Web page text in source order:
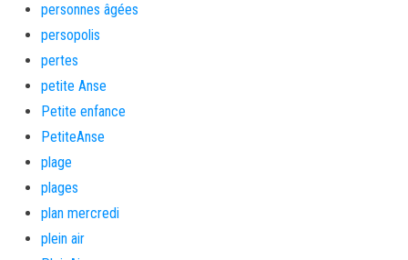
personnes âgées
persopolis
pertes
petite Anse
Petite enfance
PetiteAnse
plage
plages
plan mercredi
plein air